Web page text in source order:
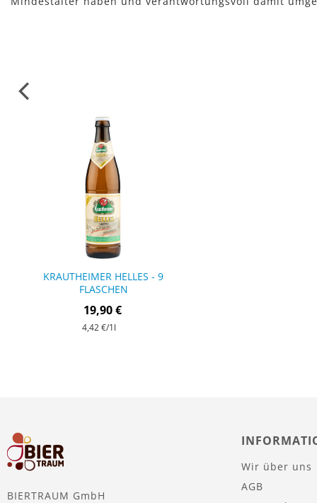
KRAUTHEIMER HELLES - 9
FLASCHEN
19,90 €
4,42 €/1l
BIERTRAUM GmbH
Wir über uns
AGB